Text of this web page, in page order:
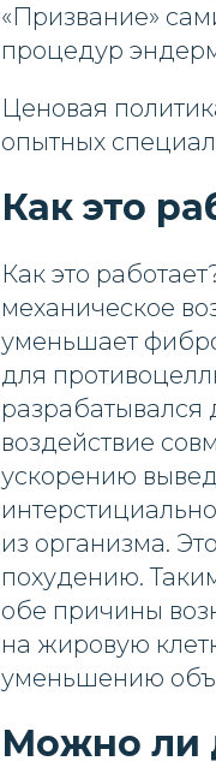
«Призвание»
процедур
Ценовая
опытных
Как это
Как это
механическое
уменьшает
для
разрабатывался
воздействие
ускорению
из организма.
похудению.
обе причины
на жировую
уменьшению
Можно ли